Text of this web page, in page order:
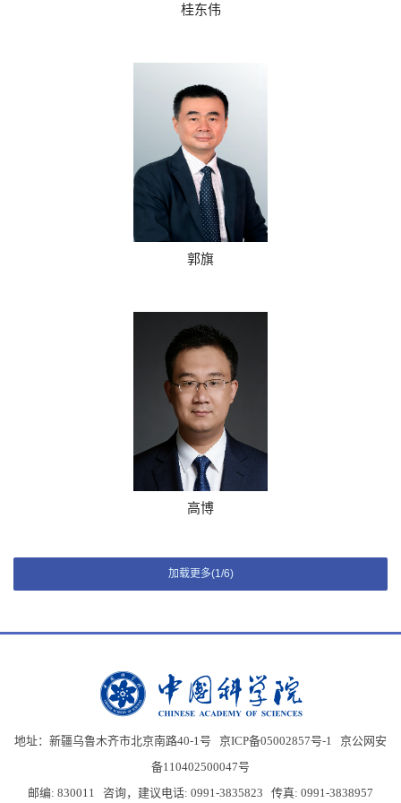
桂东伟
郭旗
高博
加载更多(1/6)
地址：新疆乌鲁木齐市北京南路40-1号 京ICP备05002857号-1 京公网安
备110402500047号
邮编: 830011 咨询，建议电话: 0991-3835823 传真: 0991-3838957